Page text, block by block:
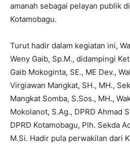
amanah sebagai pelayan publik
Kotamobagu.
Turut hadir dalam kegiatan ini,
Weny Gaib, Sp.M., didampingi
Gaib Mokoginta, SE., ME Dev.,
Virgiawan Mangkat, SH., MH.,
Mangkat Somba, S.Sos., MH.,
Mokolanot, S.Ag., DPRD Ahmad
DPRD Kotamobagu, Plh. Sekda
M.Si. Hadir pula perwakilan dari